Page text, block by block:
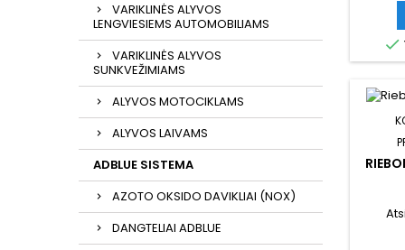
VARIKLINĖS ALYVOS
LENGVIESIEMS AUTOMOBILIAMS
VARIKLINĖS ALYVOS
SUNKVEŽIMIAMS
ALYVOS MOTOCIKLAMS
ALYVOS LAIVAMS
ADBLUE SISTEMA
AZOTO OKSIDO DAVIKLIAI (NOX)
DANGTELIAI ADBLUE
